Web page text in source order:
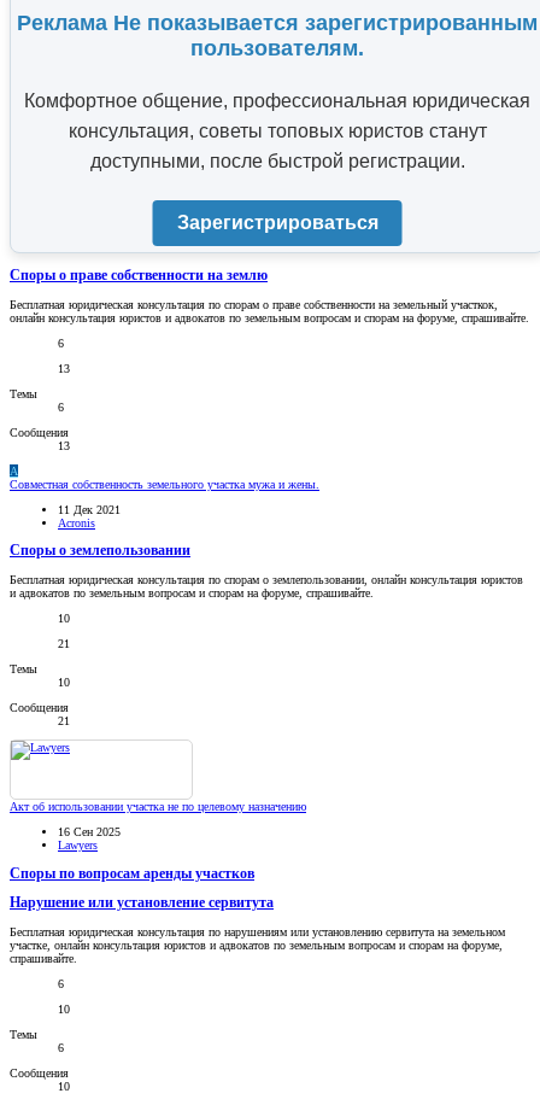
Реклама Не показывается зарегистрированным
пользователям.
Комфортное общение, профессиональная юридическая
консультация, советы топовых юристов станут
доступными, после быстрой регистрации.
Зарегистрироваться
Споры о праве собственности на землю
Бесплатная юридическая консультация по спорам о праве собственности на земельный участкок,
онлайн консультация юристов и адвокатов по земельным вопросам и спорам на форуме, спрашивайте.
6
13
Темы
6
Сообщения
13
A
Совместная собственность земельного участка мужа и жены.
11 Дек 2021
Acronis
Споры о землепользовании
Бесплатная юридическая консультация по спорам о землепользовании, онлайн консультация юристов
и адвокатов по земельным вопросам и спорам на форуме, спрашивайте.
10
21
Темы
10
Сообщения
21
Акт об использовании участка не по целевому назначению
16 Сен 2025
Lawyers
Споры по вопросам аренды участков
Нарушение или установление сервитута
Бесплатная юридическая консультация по нарушениям или установлению сервитута на земельном
участке, онлайн консультация юристов и адвокатов по земельным вопросам и спорам на форуме,
спрашивайте.
6
10
Темы
6
Сообщения
10